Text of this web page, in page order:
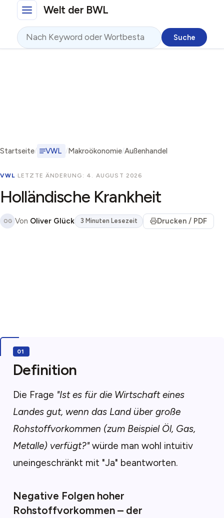
Direkt zum InhaltWelt der BWL
Suche
Startseite VWL Makroökonomie Außenhandel
VWL· LETZTE ÄNDERUNG: 4. AUGUST 2026
Holländische Krankheit
OG Von Oliver Glück 3 Minuten Lesezeit Drucken / PDF
Definition
Die Frage "Ist es für die Wirtschaft eines
Landes gut, wenn das Land über große
Rohstoffvorkommen (zum Beispiel Öl, Gas,
Metalle) verfügt?"würde man wohl intuitiv
uneingeschränkt mit "Ja" beantworten.
Negative Folgen hoher
Rohstoffvorkommen – der